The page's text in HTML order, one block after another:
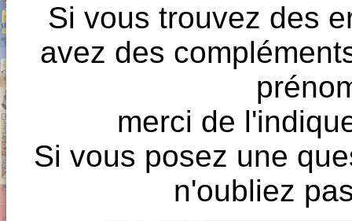
Si vous trouvez des
avez des
merci de
Si vous posez une
n'oubliez